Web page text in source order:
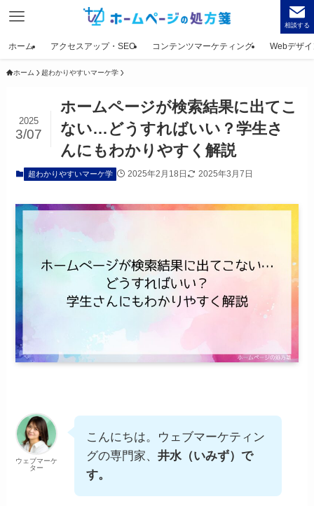
相談する
ホーム アクセスアップ・SEO コンテンツマーケティング Webデザ
ホーム 超わかりやすいマーケ学
ホームページが検索結果に出てこ
ない…どうすればいい？学生さ
んにもわかりやすく解説
2025
3/07
超わかりやすいマーケ学 2025年2月18日 2025年3月7日
ウェブマーケ
ター
こんにちは。ウェブマーケティン
グの専門家、井水（いみず）で
す。